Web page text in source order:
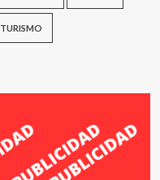
TURISMO